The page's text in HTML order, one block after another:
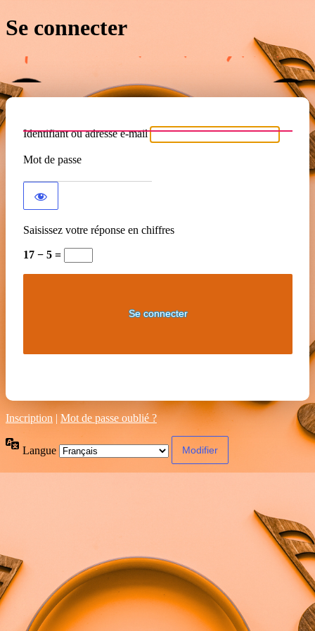
Se connecter
Identifiant ou adresse e-mail
Mot de passe
Saisissez votre réponse en chiffres
17 − 5 =
Inscription | Mot de passe oublié ?
Langue